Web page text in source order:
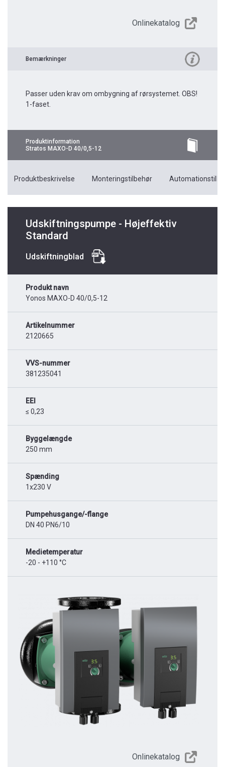
Onlinekatalog
Bemærkninger
Passer uden krav om ombygning af rørsystemet. OBS!
1-faset.
Produktinformation
Stratos MAXO-D 40/0,5-12
Produktbeskrivelse Monteringstilbehør
Udskiftningspumpe - Højeffektiv
Standard
Udskiftningblad
Produkt navn
Yonos MAXO-D 40/0,5-12
Artikelnummer
2120665
VVS-nummer
381235041
EEI
≤ 0,23
Byggelængde
250 mm
Spænding
1x230 V
Pumpehusgange/-flange
DN 40 PN6/10
Medietemperatur
-20 - +110 °C
Onlinekatalog